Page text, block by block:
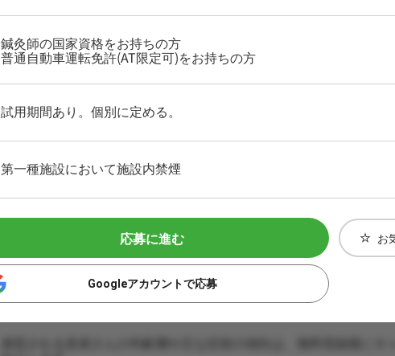
鍼灸師の国家資格をお持ちの方
普通自動車運転免許(AT限定可)をお持ちの方
試用期間あり。個別に定める。
第一種施設において施設内禁煙
応募に進む
Googleアカウントで応募
お
来院される患者さんの年齢層や主な症状の傾向は、無料登録後に